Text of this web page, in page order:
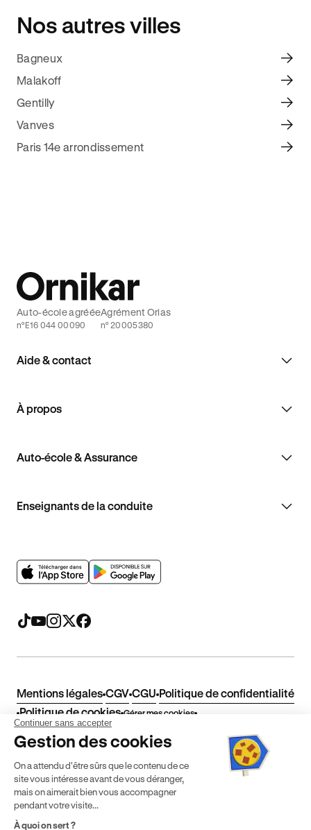
Nos autres villes
Bagneux
Malakoff
Gentilly
Vanves
Paris 14e arrondissement
Aide & contact
À propos
Auto-école & Assurance
Enseignants de la conduite
Auto-école agréée
n°E16 044 00090
Agrément Orias
n° 20005380
Mentions légales CGV CGU Politique de confidentialité
Politique de cookies Gérer mes cookies
* Détail des conditions de nos offres
Politique de prix : nos prix varient en fonction de votre
localisation géographique et du type de formules que vous
achetez comme détaillé dans nos
Vente
Continuer sans accepter
Gestion des cookies
On a attendu d'être sûrs que le contenu de ce
site vous intéresse avant de vous déranger,
mais on aimerait bien vous accompagner
pendant votre visite...
À quoi on sert ?